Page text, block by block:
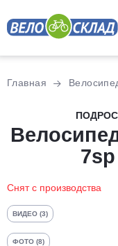
Главная
Снят с производства
ВИДЕО (3)
ФОТО (8)
Разбейте
оплату
без
График